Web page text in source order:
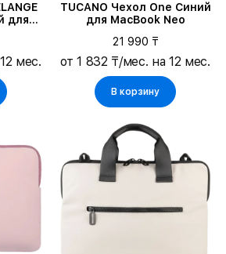
для
15
мес.
TUCANO Чехол One Синий
для MacBook Neo
21 990 ₸
от 1 832 ₸/мес. на 12 мес.
В корзину